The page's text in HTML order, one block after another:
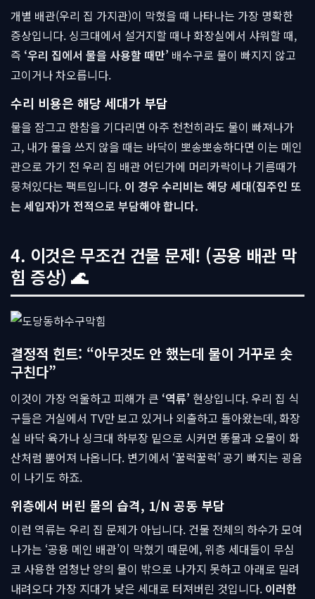
개별 배관(우리 집 가지관)이 막혔을 때 나타나는 가장 명확한
증상입니다. 싱크대에서 설거지할 때나 화장실에서 샤워할 때,
즉 ‘우리 집에서 물을 사용할 때만’ 배수구로 물이 빠지지 않고
고이거나 차오릅니다.
수리 비용은 해당 세대가 부담
물을 잠그고 한참을 기다리면 아주 천천히라도 물이 빠져나가
고, 내가 물을 쓰지 않을 때는 바닥이 뽀송뽀송하다면 이는 메인
관으로 가기 전 우리 집 배관 어딘가에 머리카락이나 기름때가
뭉쳐있다는 팩트입니다. 이 경우 수리비는 해당 세대(집주인 또
는 세입자)가 전적으로 부담해야 합니다.
4. 이것은 무조건 건물 문제! (공용 배관 막
힘 증상) 🌊
결정적 힌트: “아무것도 안 했는데 물이 거꾸로 솟
구친다”
이것이 가장 억울하고 피해가 큰 ‘역류’ 현상입니다. 우리 집 식
구들은 거실에서 TV만 보고 있거나 외출하고 돌아왔는데, 화장
실 바닥 육가나 싱크대 하부장 밑으로 시커먼 똥물과 오물이 화
산처럼 뿜어져 나옵니다. 변기에서 ‘꿀럭꿀럭’ 공기 빠지는 굉음
이 나기도 하죠.
위층에서 버린 물의 습격, 1/N 공동 부담
이런 역류는 우리 집 문제가 아닙니다. 건물 전체의 하수가 모여
나가는 ‘공용 메인 배관’이 막혔기 때문에, 위층 세대들이 무심
코 사용한 엄청난 양의 물이 밖으로 나가지 못하고 아래로 밀려
내려오다 가장 지대가 낮은 세대로 터져버린 것입니다. 이러한